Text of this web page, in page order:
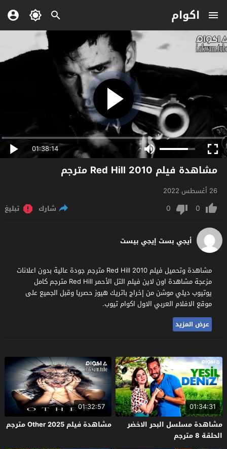
اكوام
01:38:14
مشاهدة فيلم Red Hill 2010 مترجم
26 أغسطس 2022
0
0 شارك تبليغ
أيجي بست إيجي بيست
مشاهدة وتحميل فيلم Red Hill 2010 مترجم جودة عالية بدون اعلانات
مزعجة مشاهدة اون لاين فيلم التل الأحمر Red Hill مترجم كامل
يوتيوب ديلي موشن من إخراج باتريك هيوز حصريا وقبل الجميع على
موقع الافلام العربي الاول اكوام تيوب.
عرض المزيد
01:34:31
مشاهدة مسلسل البحر الاخضر
الحلقة 8 مترجم
01:32:57
مشاهدة فيلم Other 2025 مترجم